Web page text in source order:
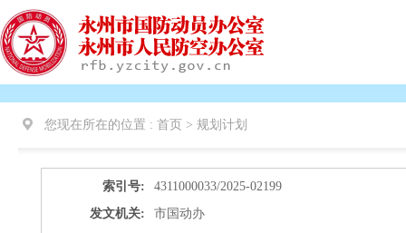
您现在所在的位置 : 首页 > 规划计划
索引号:
4311000033/2025-02199
发文机关:
市国动办